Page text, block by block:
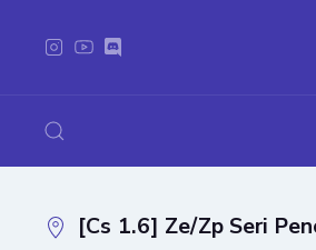
[Cs 1.6] Ze/Zp Seri